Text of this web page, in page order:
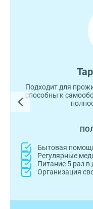
Подходит для
способны к
Бытовая
Регулярные
Питание 5 раз в
Организация